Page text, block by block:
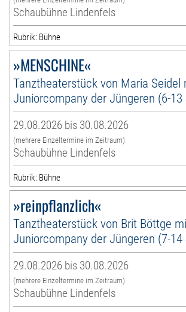
Schaubühne Lindenfels
Rubrik: Bühne
»MENSCHINE«
Tanztheaterstück von Maria Seidel
Juniorcompany der Jüngeren (6-13
29.08.2026 bis 30.08.2026
(mehrere Einzeltermine im Zeitraum)
Schaubühne Lindenfels
Rubrik: Bühne
»reinpflanzlich«
Tanztheaterstück von Brit Böttge
Juniorcompany der Jüngeren (7-14
29.08.2026 bis 30.08.2026
(mehrere Einzeltermine im Zeitraum)
Schaubühne Lindenfels